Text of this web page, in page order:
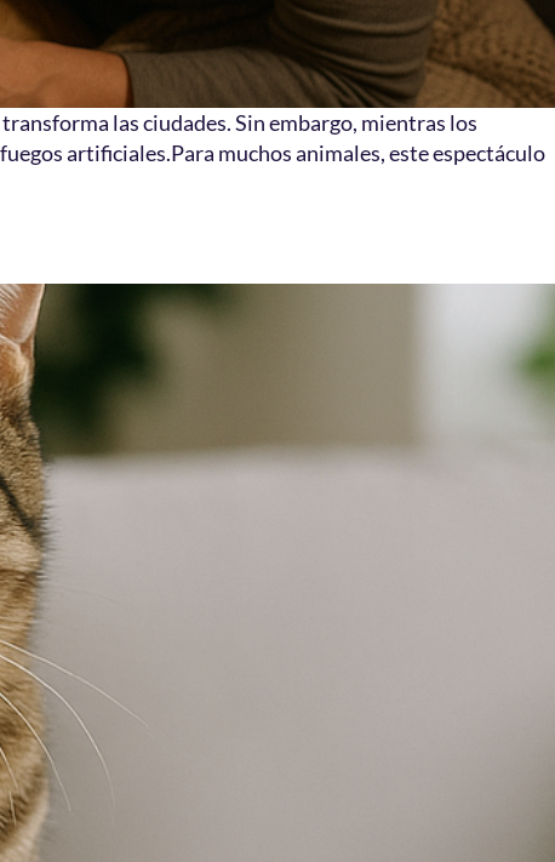
las ciudades. Sin embargo, mientras los
artificiales.Para muchos animales, este espectáculo